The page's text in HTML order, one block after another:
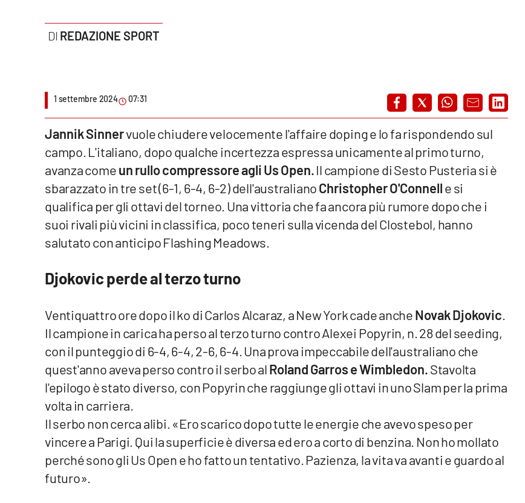
Parchi Marini Calabria
Imprese Di Calabria
Le perfidie di Antonella Grippo
Venti di comunicazione
Streaming
LaC Network
Reggio Calabria
REDAZIONE SPORT
1 settembre 2024 07:31
Jannik Sinnervuole chiudere velocemente l'affaire doping e lo fa rispondendo sul
campo. L'italiano, dopo qualche incertezza espressa unicamente al primo turno,
avanza comeun rullo compressore agli Us Open.Il campione di Sesto Pusteria si è
sbarazzato in tre set (6-1, 6-4, 6-2) dell'australianoChristopher O'Connelle si
qualifica per gli ottavi del torneo. Una vittoria che fa ancora più rumore dopo che i
suoi rivali più vicini in classifica, poco teneri sulla vicenda del Clostebol, hanno
salutato con anticipo Flashing Meadows.
Djokovic perde al terzo turno
Ventiquattro ore dopo il ko di Carlos Alcaraz, a New York cade ancheNovak Djokovic
Il campione in carica ha perso al terzo turno contro Alexei Popyrin, n. 28 del seeding,
con il punteggio di 6-4, 6-4, 2-6, 6-4. Una prova impeccabile dell'australiano che
quest'anno aveva perso contro il serbo alRoland Garros e Wimbledon.Stavolta
l'epilogo è stato diverso, con Popyrin che raggiunge gli ottavi in uno Slam per la prima
volta in carriera.
Il serbo non cerca alibi. «Ero scarico dopo tutte le energie che avevo speso per
vincere a Parigi. Qui la superficie è diversa ed ero a corto di benzina. Non ho mollato
perché sono gli Us Open e ho fatto un tentativo. Pazienza, la vita va avanti e guardo al
futuro».